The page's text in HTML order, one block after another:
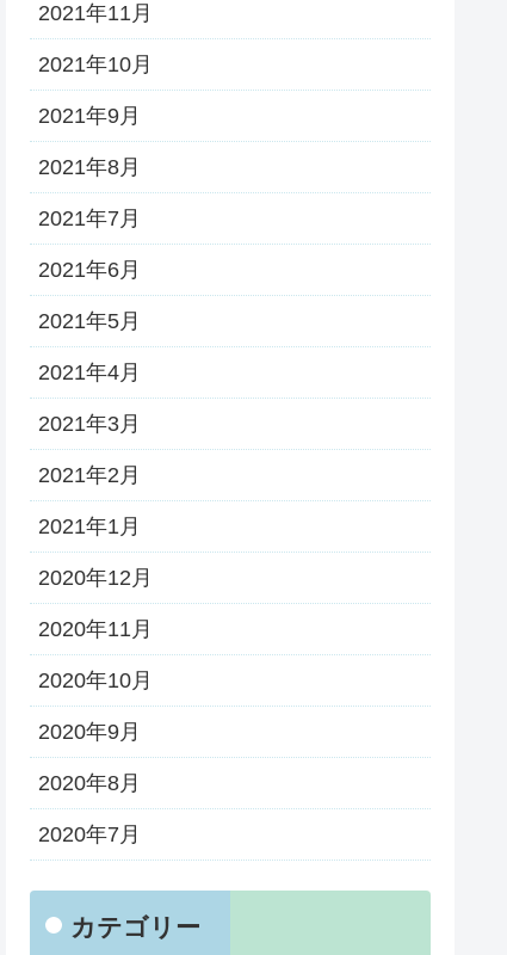
2021年11月
2021年10月
2021年9月
2021年8月
2021年7月
2021年6月
2021年5月
2021年4月
2021年3月
2021年2月
2021年1月
2020年12月
2020年11月
2020年10月
2020年9月
2020年8月
2020年7月
カテゴリー